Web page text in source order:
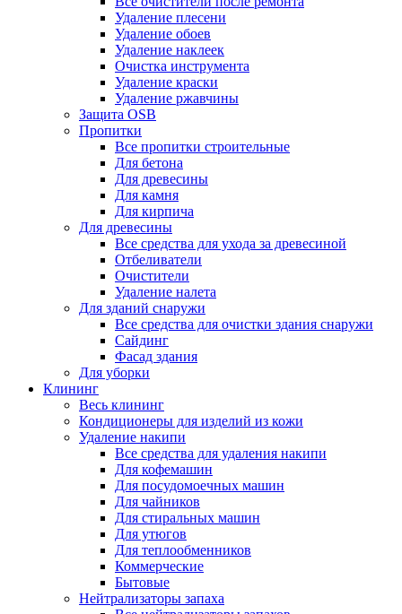
Удаление плесени
Удаление обоев
Удаление наклеек
Очистка инструмента
Удаление краски
Удаление ржавчины
Защита OSB
Пропитки
Все пропитки строительные
Для бетона
Для древесины
Для камня
Для кирпича
Для древесины
Все средства для ухода за древесиной
Отбеливатели
Очистители
Удаление налета
Для зданий снаружи
Все средства для очистки здания снаружи
Сайдинг
Фасад здания
Для уборки
Клининг
Весь клининг
Кондиционеры для изделий из кожи
Удаление накипи
Все средства для удаления накипи
Для кофемашин
Для посудомоечных машин
Для чайников
Для стиральных машин
Для утюгов
Для теплообменников
Коммерческие
Бытовые
Нейтрализаторы запаха